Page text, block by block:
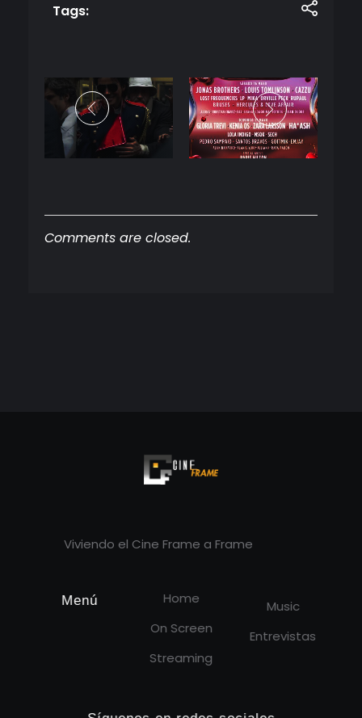
Tags:
Comments are closed.
Viviendo el Cine Frame a Frame
Menú
Home
On Screen
Streaming
Music
Entrevistas